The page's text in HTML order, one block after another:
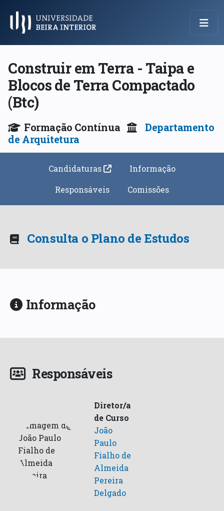
Menu Principal
Construir em Terra - Taipa e
Blocos de Terra Compactado
(Btc)
Formação Contínua
Departamento
de Arquitetura
Candidaturas
Informação
Responsáveis
Comissões
Consulta o Plano de Estudos
Informação
Responsáveis
Diretor/a
de Curso
João
Paulo
Fialho de
Almeida
Pereira
Delgado